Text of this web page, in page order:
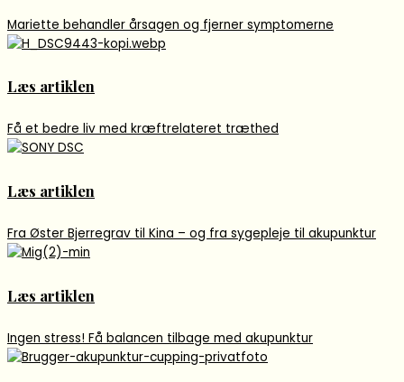
Mariette behandler årsagen og fjerner symptomerne
Læs artiklen
Få et bedre liv med kræftrelateret træthed
Læs artiklen
Fra Øster Bjerregrav til Kina – og fra sygepleje til akupunktur
Læs artiklen
Ingen stress! Få balancen tilbage med akupunktur